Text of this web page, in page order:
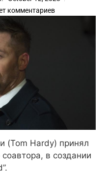
комментариев
(Tom Hardy) принял
в создании